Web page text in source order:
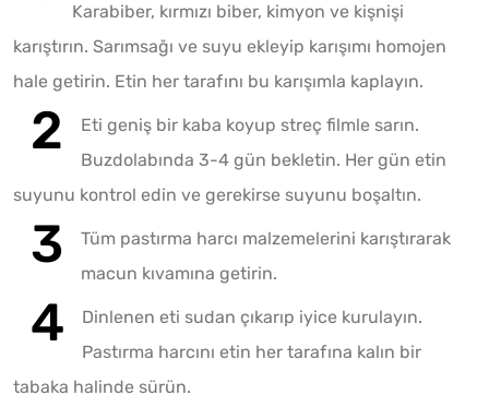
Karabiber, kırmızı biber, kimyon ve kişnişi
karıştırın. Sarımsağı ve suyu ekleyip karışımı homojen
hale getirin. Etin her tarafını bu karışımla kaplayın.
Eti geniş bir kaba koyup streç filmle sarın.
Buzdolabında 3-4 gün bekletin. Her gün etin
suyunu kontrol edin ve gerekirse suyunu boşaltın.
Tüm pastırma harcı malzemelerini karıştırarak
macun kıvamına getirin.
Dinlenen eti sudan çıkarıp iyice kurulayın.
Pastırma harcını etin her tarafına kalın bir
tabaka halinde sürün.